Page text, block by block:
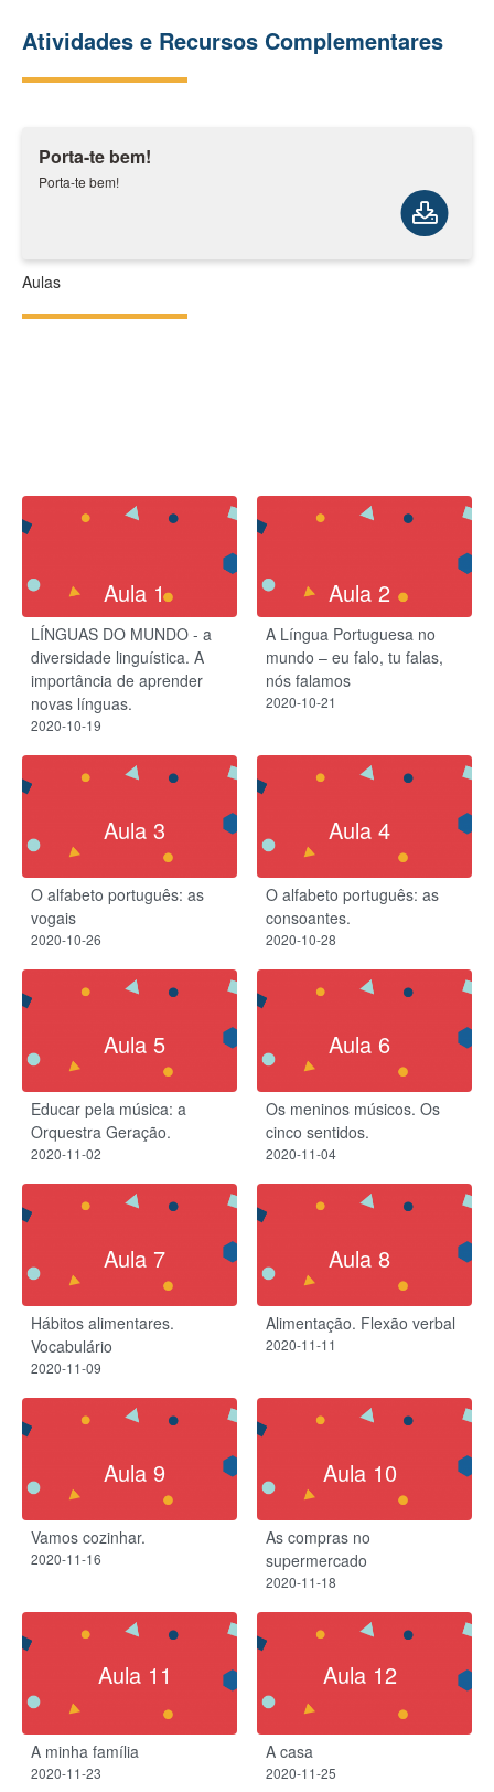
Atividades e Recursos Complementares
Porta-te bem!
Porta-te bem!
Aulas
Aula 1
LÍNGUAS DO MUNDO - a
diversidade linguística. A
importância de aprender
novas línguas.
2020-10-19
Aula 2
A Língua Portuguesa no
mundo – eu falo, tu falas,
nós falamos
2020-10-21
Aula 3
O alfabeto português: as
vogais
2020-10-26
Aula 4
O alfabeto português: as
consoantes.
2020-10-28
Aula 5
Educar pela música: a
Orquestra Geração.
2020-11-02
Aula 6
Os meninos músicos.​ Os
cinco sentidos.
2020-11-04
Aula 7
Hábitos alimentares.
Vocabulário
2020-11-09
Aula 8
Alimentação. Flexão verbal
2020-11-11
Aula 9
Vamos cozinhar.
2020-11-16
Aula 10
As compras no
supermercado
2020-11-18
Aula 11
A minha família
2020-11-23
Aula 12
A casa
2020-11-25